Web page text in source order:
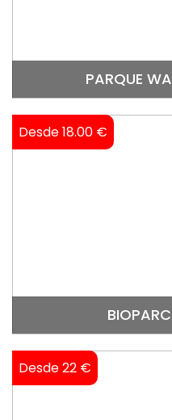
PARQUE
Desde 18.00 €
Desde 22 €